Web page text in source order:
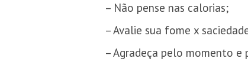
– Não pense nas calorias;
– Avalie sua fome x
– Agradeça pelo momento e